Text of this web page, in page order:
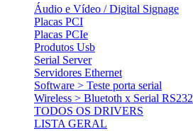
Áudio e Vídeo / Digital Signage
Placas PCI
Placas PCIe
Produtos Usb
Serial Server
Servidores Ethernet
Software > Teste porta serial
Wireless > Bluetoth x Serial RS232
TODOS OS DRIVERS
LISTA GERAL